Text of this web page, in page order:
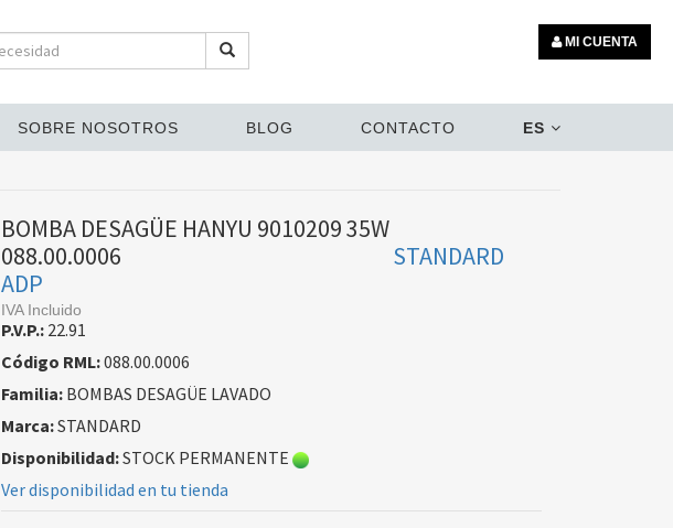
MI CUENTA
SOBRE NOSOTROS BLOG CONTACTO ES
BOMBA DESAGÜE HANYU 9010209 35W
088.00.0006
STANDARD
ADP
IVA Incluido
P.V.P.: 22.91
Código RML:088.00.0006
Familia:BOMBAS DESAGÜE LAVADO
Marca:STANDARD
Disponibilidad:STOCK PERMANENTE
Ver disponibilidad en tu tienda